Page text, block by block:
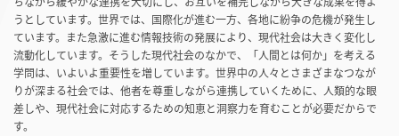
うとしています。世界では、国際化が進む一方、各地に紛争の危機が発生し
ています。また急激に進む情報技術の発展により、現代社会は大きく変化し
流動化しています。そうした現代社会のなかで、「人間とは何か」を考える
学問は、いよいよ重要性を増しています。世界中の人々とさまざまなつなが
りが深まる社会では、他者を尊重しながら連携していくために、人類的な眼
差しや、現代社会に対応するための知恵と洞察力を育むことが必要だからで
す。